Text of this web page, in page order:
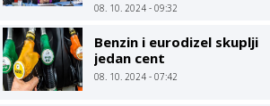
08. 10. 2024 - 09:32
Benzin i eurodizel skuplji
jedan cent
08. 10. 2024 - 07:42